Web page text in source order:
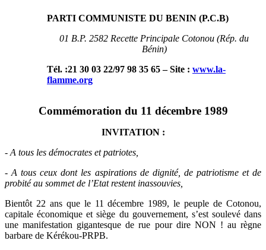
PARTI COMMUNISTE DU BENIN (P.C.B)
01 B.P. 2582 Recette Principale Cotonou (Rép. du
Bénin)
Tél. :21 30 03 22/97 98 35 65 – Site : www.la-
flamme.org
Commémoration du 11 décembre 1989
INVITATION :
- A tous les démocrates et patriotes,
- A tous ceux dont les aspirations de dignité, de patriotisme et de
probité au sommet de l’Etat restent inassouvies,
Bientôt 22 ans que le 11 décembre 1989, le peuple de Cotonou,
capitale économique et siège du gouvernement, s’est soulevé dans
une manifestation gigantesque de rue pour dire NON ! au règne
barbare de Kérékou-PRPB.